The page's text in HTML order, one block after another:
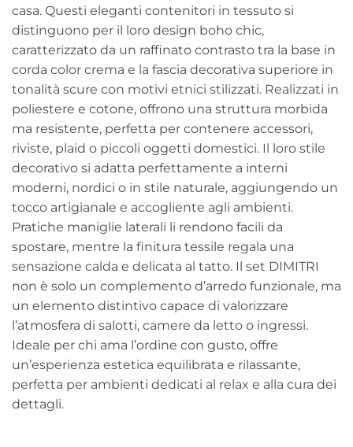
casa. Questi eleganti contenitori in tessuto si
distinguono per il loro design boho chic,
caratterizzato da un raffinato contrasto tra la base in
corda color crema e la fascia decorativa superiore in
tonalità scure con motivi etnici stilizzati. Realizzati in
poliestere e cotone, offrono una struttura morbida
ma resistente, perfetta per contenere accessori,
riviste, plaid o piccoli oggetti domestici. Il loro stile
decorativo si adatta perfettamente a interni
moderni, nordici o in stile naturale, aggiungendo un
tocco artigianale e accogliente agli ambienti.
Pratiche maniglie laterali li rendono facili da
spostare, mentre la finitura tessile regala una
sensazione calda e delicata al tatto. Il set DIMITRI
non è solo un complemento d’arredo funzionale, ma
un elemento distintivo capace di valorizzare
l’atmosfera di salotti, camere da letto o ingressi.
Ideale per chi ama l’ordine con gusto, offre
un’esperienza estetica equilibrata e rilassante,
perfetta per ambienti dedicati al relax e alla cura dei
dettagli.